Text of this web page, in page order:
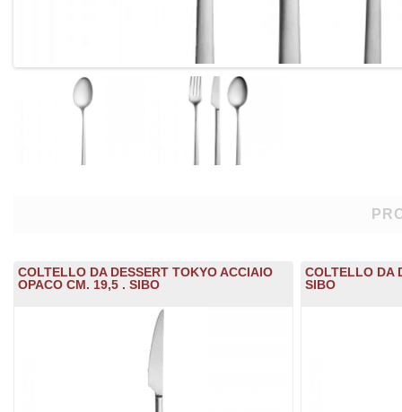
COLTELLO DA DESSERT TOKYO ACCIAIO
OPACO CM. 19,5 . SIBO
COLTELLO DA
SIBO